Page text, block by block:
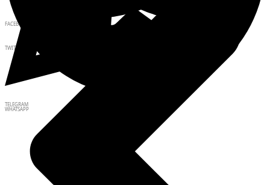
FACEBOOK
TWITTER
WHATSAPP
TELEGRAM